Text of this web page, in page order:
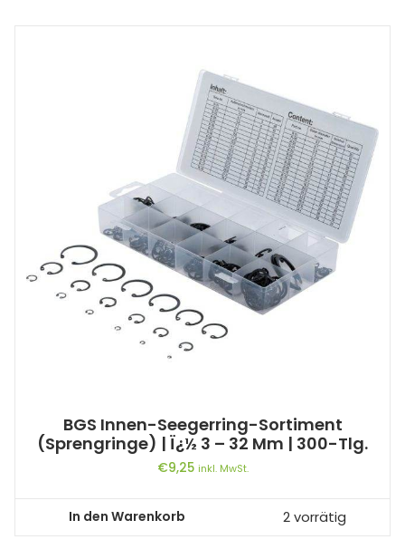
BGS Innen-Seegerring-Sortiment
(Sprengringe) | Ï¿½ 3 – 32 Mm | 300-Tlg.
€9,25 inkl. MwSt.
In den Warenkorb 2 vorrätig